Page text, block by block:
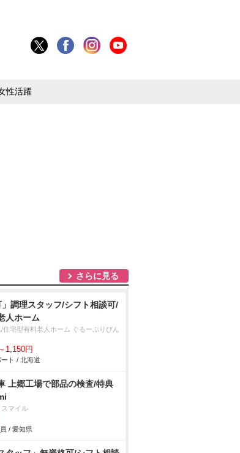
性活躍
さらに見る
」調理スタッフ/シフト相談可/
人ホーム
住宅型有料老人ホーム ぐるーぷりびん
1,150円
ト / 北海道
上郷工場で部品の検査/特典
マイル
/ 愛知県